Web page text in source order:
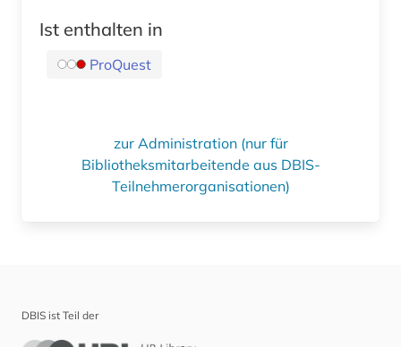
Ist enthalten in
ProQuest
zur Administration (nur für
Bibliotheksmitarbeitende aus DBIS-
Teilnehmerorganisationen)
DBIS ist Teil der